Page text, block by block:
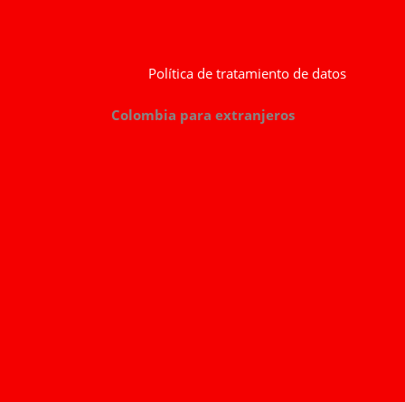
Política de tratamiento de datos
Colombia para extranjeros